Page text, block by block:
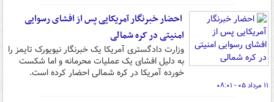
احضار خبرنگار آمریکایی پس از افشای رسوایی
امنیتی در کره شمالی
وزارت دادگستری آمریکا یک خبرنگار نیویورک تایمز را
به دلیل افشای یک عملیات محرمانه و اما شکست
خورده آمریکا در کره شمالی احضار کرده است.
۱۱ مرداد ۰۵ - ۰۸:۰۱